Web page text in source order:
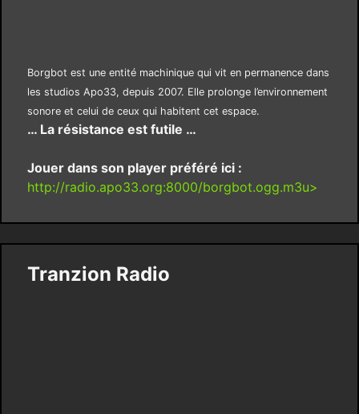
Borgbot est une entité machinique qui vit en permanence dans
les studios Apo33, depuis 2007. Elle prolonge l’environnement
sonore et celui de ceux qui habitent cet espace.
… La résistance est futile …
Jouer dans son player préféré ici :
http://radio.apo33.org:8000/borgbot.ogg.m3u>
Tranzion Radio